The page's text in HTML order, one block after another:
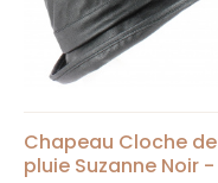
Chapeau Cloche de
pluie Suzanne Noir -